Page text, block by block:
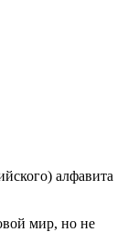
алфавита
мир, но не